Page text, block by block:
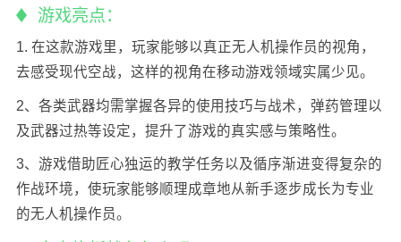
游戏亮点：
1. 在这款游戏里，玩家能够以真正无人机操作员的视角，
去感受现代空战，这样的视角在移动游戏领域实属少见。
2、各类武器均需掌握各异的使用技巧与战术，弹药管理以
及武器过热等设定，提升了游戏的真实感与策略性。
3、游戏借助匠心独运的教学任务以及循序渐进变得复杂的
作战环境，使玩家能够顺理成章地从新手逐步成长为专业
的无人机操作员。